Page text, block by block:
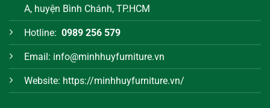
A, huyện Bình Chánh, TP.HCM
Hotline: 0989 256 579
Email: info@minhhuyfurniture.vn
Website: https://minhhuyfurniture.vn/